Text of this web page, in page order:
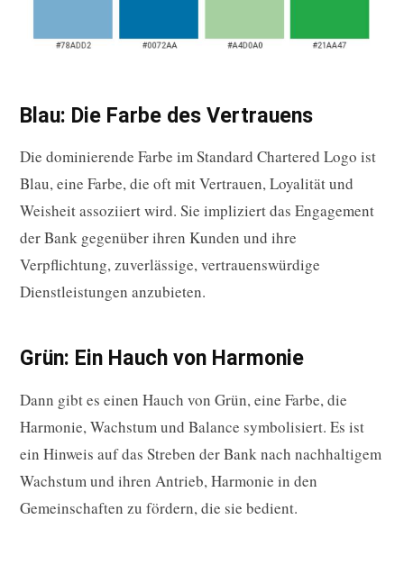
Blau: Die Farbe des Vertrauens
Die dominierende Farbe im Standard Chartered Logo ist
Blau, eine Farbe, die oft mit Vertrauen, Loyalität und
Weisheit assoziiert wird. Sie impliziert das Engagement
der Bank gegenüber ihren Kunden und ihre
Verpflichtung, zuverlässige, vertrauenswürdige
Dienstleistungen anzubieten.
Grün: Ein Hauch von Harmonie
Dann gibt es einen Hauch von Grün, eine Farbe, die
Harmonie, Wachstum und Balance symbolisiert. Es ist
ein Hinweis auf das Streben der Bank nach nachhaltigem
Wachstum und ihren Antrieb, Harmonie in den
Gemeinschaften zu fördern, die sie bedient.